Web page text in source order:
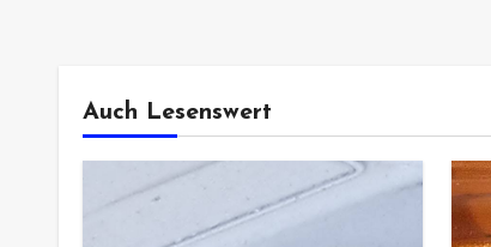
Auch Lesenswert